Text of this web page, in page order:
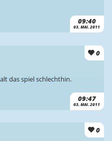
09:40
03. MAI. 2011
0
09:47
03. MAI. 2011
das spiel schlechthin.
0